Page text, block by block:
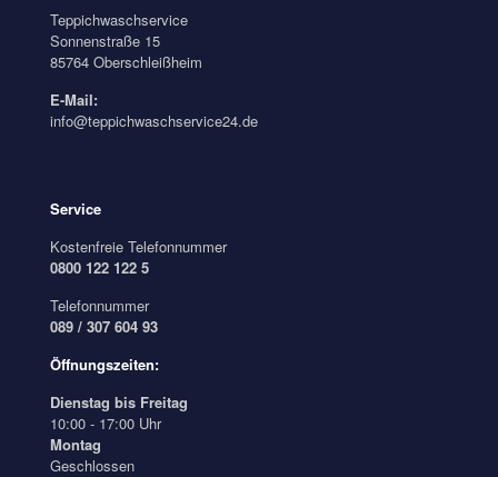
Teppichwaschservice
Sonnenstraße 15
85764 Oberschleißheim
E-Mail:
info@teppichwaschservice24.de
Service
Kostenfreie Telefonnummer
0800 122 122 5
Telefonnummer
089 / 307 604 93
Öffnungszeiten:
Dienstag bis Freitag
10:00 - 17:00 Uhr
Montag
Geschlossen